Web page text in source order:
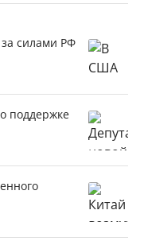
силами РФ
поддержке